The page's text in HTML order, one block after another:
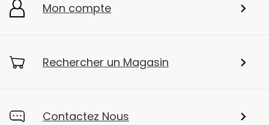
Mon compte
Rechercher un Magasin
Contactez Nous